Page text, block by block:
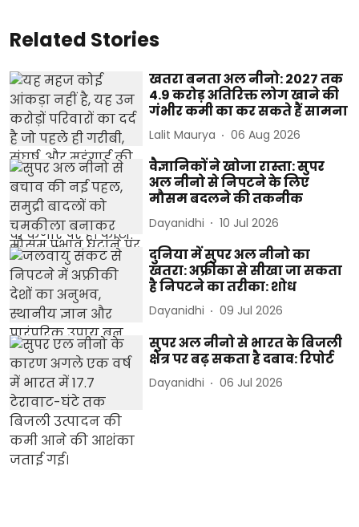
Related Stories
खतरा बनता अल नीनो: 2027 तक
4.9 करोड़ अतिरिक्त लोग खाने की
गंभीर कमी का कर सकते हैं सामना
Lalit Maurya 06 Aug 2026
वैज्ञानिकों ने खोजा रास्ता: सुपर
अल नीनो से निपटने के लिए
मौसम बदलने की तकनीक
Dayanidhi 10 Jul 2026
दुनिया में सुपर अल नीनो का
खतरा: अफ्रीका से सीखा जा सकता
है निपटने का तरीका: शोध
Dayanidhi 09 Jul 2026
सुपर अल नीनो से भारत के बिजली
क्षेत्र पर बढ़ सकता है दबाव: रिपोर्ट
Dayanidhi 06 Jul 2026